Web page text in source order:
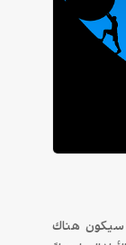
سيكون هناك